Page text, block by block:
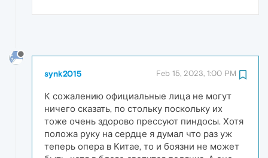
synk2015 Feb 15, 2023, 1:00 PM
К сожалению официальные лица не могут
ничего сказать, по стольку поскольку их
тоже очень здорово прессуют пиндосы. Хотя
положа руку на сердце я думал что раз уж
теперь опера в Китае, то и боязни не может